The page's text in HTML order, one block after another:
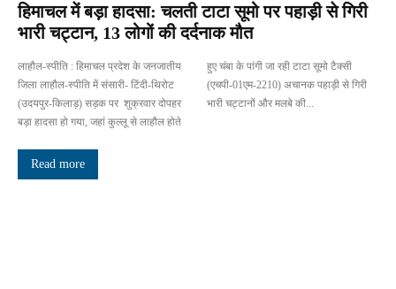
हिमाचल में बड़ा हादसा: चलती टाटा सूमो पर पहाड़ी से गिरी
भारी चट्टान, 13 लोगों की दर्दनाक मौत
लाहौल-स्पीति : हिमाचल प्रदेश के जनजातीय
जिला लाहौल-स्पीति में संसारी- टिंदी-थिरोट
(उदयपुर-किलाड़) सड़क पर शुक्रवार दोपहर
बड़ा हादसा हो गया, जहां कुल्लू से लाहौल होते
हुए चंबा के पांगी जा रही टाटा सूमो टैक्सी
(एचपी-01एम-2210) अचानक पहाड़ी से गिरी
भारी चट्टानों और मलबे की...
Read more